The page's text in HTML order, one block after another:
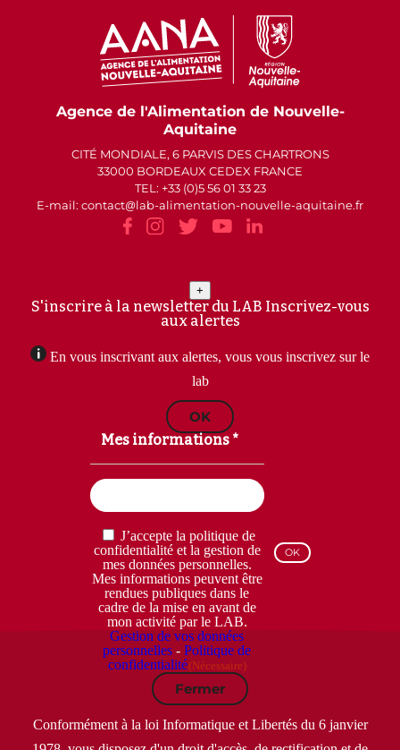
Agence de l'Alimentation de Nouvelle-
Aquitaine
CITÉ MONDIALE, 6 PARVIS DES CHARTRONS
33000 BORDEAUX CEDEX FRANCE
TEL: +33 (0)5 56 01 33 23
E-mail: contact
lab-alimentation-nouvelle-aquitaine.fr
+
S'inscrire à la newsletter du LAB Inscrivez-vous
aux alertes
En vous inscrivant aux alertes, vous vous inscrivez sur le
lab
OK
Mes informations *
RGPD
(Nécessaire)
J’accepte la politique de
confidentialité et la gestion de
mes données personnelles.
Mes informations peuvent être
rendues publiques dans le
cadre de la mise en avant de
mon activité par le LAB.
Gestion de vos données
personnelles -Politique de
confidentialité(Nécessaire)
Fermer
Conformément à la loi Informatique et Libertés du 6 janvier